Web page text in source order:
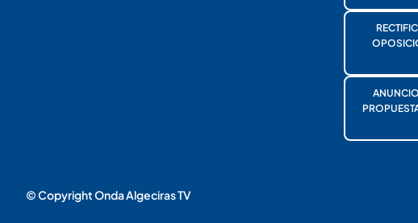
© Copyright Onda Algeciras TV